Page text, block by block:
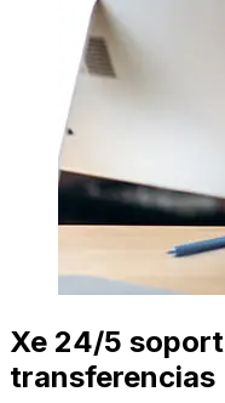
Xe 24/5
transferencias